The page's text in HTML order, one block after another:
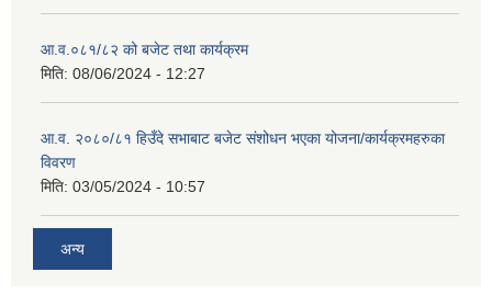
आ.व.०८१/८२ को बजेट तथा कार्यक्रम
मिति: 08/06/2024 - 12:27
आ.व. २०८०/८१ हिउँदे सभाबाट बजेट संशोधन भएका योजना/कार्यक्रमहरुका
विवरण
मिति: 03/05/2024 - 10:57
अन्य